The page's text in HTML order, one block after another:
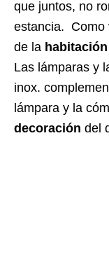
que juntos, no
estancia. Como
de la habitación
Las lámparas y
inox.
lámpara y la
decoración del